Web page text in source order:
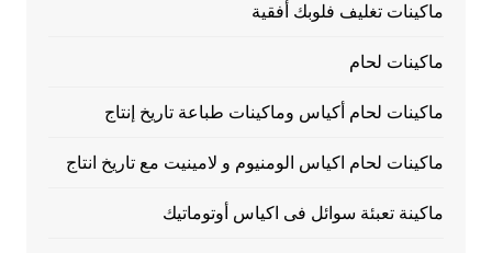
ماكينات تغليف فلوبك أفقية
ماكينات لحام
ماكينات لحام أكياس وماكينات طباعة تاريخ إنتاج
ماكينات لحام اكياس الومنيوم و لامينيت مع تاريخ انتاج
ماكينة تعبئة سوائل فى اكياس أوتوماتيك